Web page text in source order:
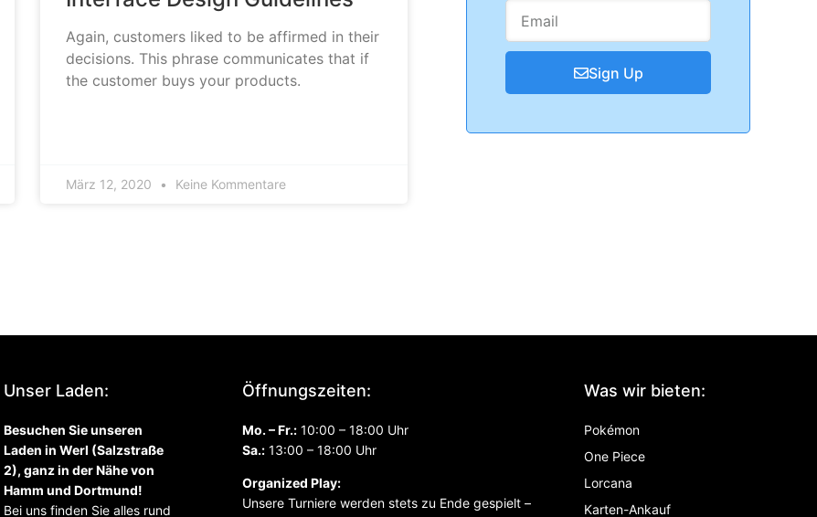
Again, customers liked to be affirmed in their
decisions. This phrase communicates that if
the customer buys your products.
März 12, 2020 Keine Kommentare
Sign Up
Unser Laden:
Besuchen Sie unseren
Laden in Werl (Salzstraße
2), ganz in der Nähe von
Hamm und Dortmund!
Bei uns finden Sie alles rund
Öffnungszeiten:
Mo. – Fr.:10:00 – 18:00 Uhr
Sa.:13:00 – 18:00 Uhr
Organized Play:
Unsere Turniere werden stets zu Ende gespielt –
Was wir bieten:
Pokémon
One Piece
Lorcana
Karten-Ankauf